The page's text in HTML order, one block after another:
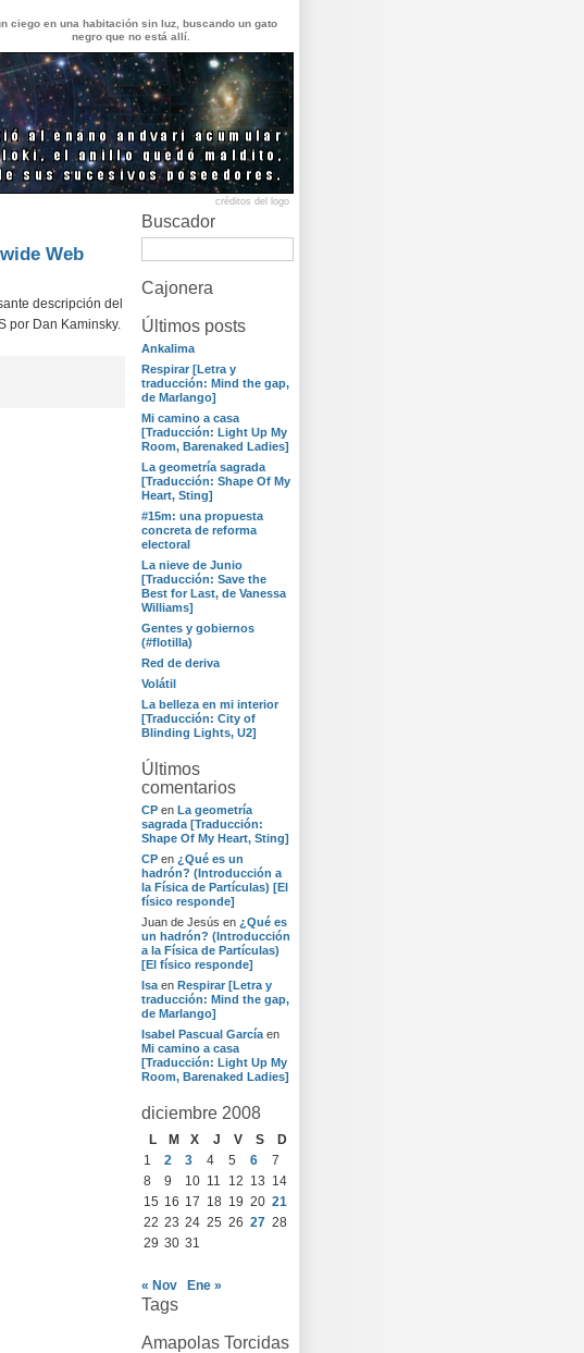
ciego en una habitación sin luz, buscando un gato
negro que no está allí.
créditos del logo
Buscador
Cajonera
Últimos posts
Ankalima
Respirar [Letra y
traducción: Mind the gap,
de Marlango]
Mi camino a casa
[Traducción: Light Up My
Room, Barenaked Ladies]
La geometría sagrada
[Traducción: Shape Of My
Heart, Sting]
#15m: una propuesta
concreta de reforma
electoral
La nieve de Junio
[Traducción: Save the
Best for Last, de Vanessa
Williams]
Gentes y gobiernos
(#flotilla)
Red de deriva
Volátil
La belleza en mi interior
[Traducción: City of
Blinding Lights, U2]
Últimos
comentarios
CP en La geometría
sagrada [Traducción:
Shape Of My Heart, Sting]
CP en ¿Qué es un
hadrón? (Introducción a
la Física de Partículas) [El
físico responde]
Juan de Jesús en ¿Qué es
un hadrón? (Introducción
a la Física de Partículas)
[El físico responde]
Isa en Respirar [Letra y
traducción: Mind the gap,
de Marlango]
Isabel Pascual García en
Mi camino a casa
[Traducción: Light Up My
Room, Barenaked Ladies]
diciembre 2008
L M X J V S
D
1
2 3 4 5 6
7
8
9 10 11 12 13 14
15 16 17 18 19 20 21
22 23 24 25 26 27 28
29 30 31
« Nov Ene »
Tags
Amapolas Torcidas
Web
descripción del
por Dan Kaminsky.